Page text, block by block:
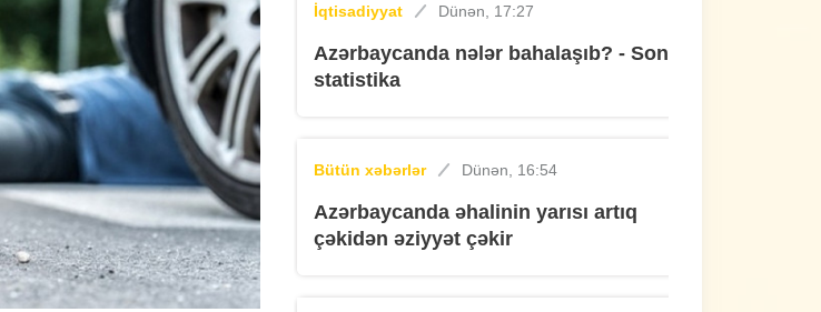
İqtisadiyyat Dünən, 17:27
Azərbaycanda nələr bahalaşıb? - Son
statistika
Bütün xəbərlər Dünən, 16:54
Azərbaycanda əhalinin yarısı artıq
çəkidən əziyyət çəkir